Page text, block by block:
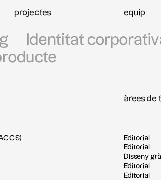
projectes equip
Identitat
àrees de
Editorial
Editorial
Disseny
Editorial
Editorial